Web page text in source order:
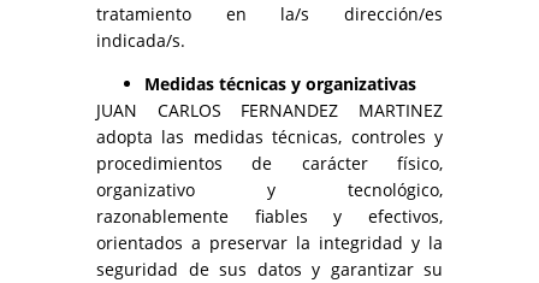
tratamiento en la/s dirección/es
indicada/s.
Medidas técnicas y organizativas
JUAN CARLOS FERNANDEZ MARTINEZ
adopta las medidas técnicas, controles y
procedimientos de carácter físico,
organizativo y tecnológico,
razonablemente fiables y efectivos,
orientados a preservar la integridad y la
seguridad de sus datos y garantizar su